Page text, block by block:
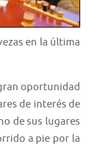
en la última
oportunidad
de interés de
de sus lugares
a pie por la